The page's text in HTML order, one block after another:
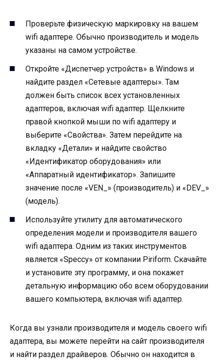
Проверьте физическую маркировку на вашем
wifi адаптере. Обычно производитель и модель
указаны на самом устройстве.
Откройте «Диспетчер устройств» в Windows и
найдите раздел «Сетевые адаптеры». Там
должен быть список всех установленных
адаптеров, включая wifi адаптер. Щелкните
правой кнопкой мыши по wifi адаптеру и
выберите «Свойства». Затем перейдите на
вкладку «Детали» и найдите свойство
«Идентификатор оборудования» или
«Аппаратный идентификатор». Запишите
значение после «VEN_» (производитель) и «DEV_»
(модель).
Используйте утилиту для автоматического
определения модели и производителя вашего
wifi адаптера. Одним из таких инструментов
является «Speccy» от компании Piriform. Скачайте
и установите эту программу, и она покажет
детальную информацию обо всем оборудовании
вашего компьютера, включая wifi адаптер.
Когда вы узнали производителя и модель своего wifi
адаптера, вы можете перейти на сайт производителя
и найти раздел драйверов. Обычно он находится в